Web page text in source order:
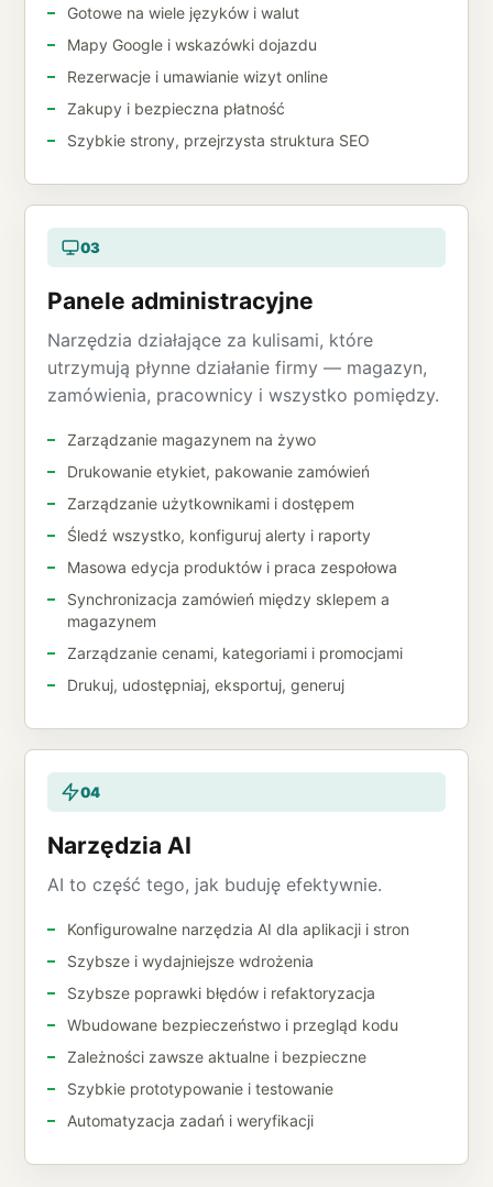
Gotowe na wiele języków i walut
Mapy Google i wskazówki dojazdu
Rezerwacje i umawianie wizyt online
Zakupy i bezpieczna płatność
Szybkie strony, przejrzysta struktura SEO
03
Panele administracyjne
Narzędzia działające za kulisami, które
utrzymują płynne działanie firmy — magazyn,
zamówienia, pracownicy i wszystko pomiędzy.
Zarządzanie magazynem na żywo
Drukowanie etykiet, pakowanie zamówień
Zarządzanie użytkownikami i dostępem
Śledź wszystko, konfiguruj alerty i raporty
Masowa edycja produktów i praca zespołowa
Synchronizacja zamówień między sklepem a
magazynem
Zarządzanie cenami, kategoriami i promocjami
Drukuj, udostępniaj, eksportuj, generuj
04
Narzędzia AI
AI to część tego, jak buduję efektywnie.
Konfigurowalne narzędzia AI dla aplikacji i stron
Szybsze i wydajniejsze wdrożenia
Szybsze poprawki błędów i refaktoryzacja
Wbudowane bezpieczeństwo i przegląd kodu
Zależności zawsze aktualne i bezpieczne
Szybkie prototypowanie i testowanie
Automatyzacja zadań i weryfikacji